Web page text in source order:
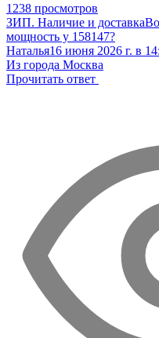
1238 просмотров
ЗИП. Наличие и доставка
мощность у 158147?
Наталья16 июня 2026 г. в
Из города Москва
Прочитать ответ